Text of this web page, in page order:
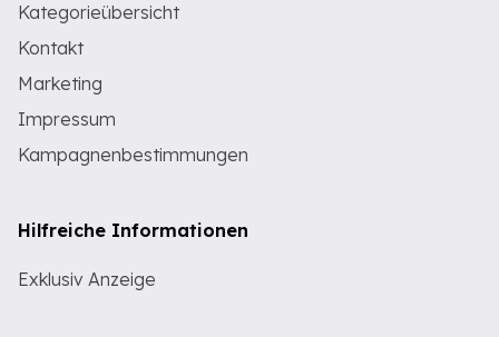
Kategorieübersicht
Kontakt
Marketing
Impressum
Kampagnenbestimmungen
Hilfreiche Informationen
Exklusiv Anzeige